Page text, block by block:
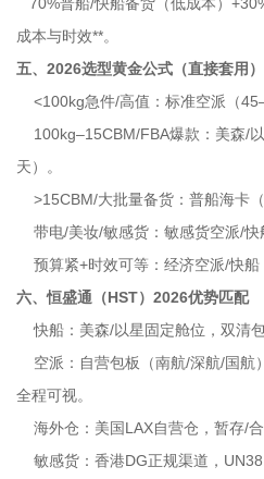
成本与时效**。
五、2026选型黄金公式（直接套用）
<100kg急件/高值：标准空派（
100kg–15CBM/FBA爆款：美森/
天）。
>15CBM/大批量备货：普船海卡
带电/美妆/敏感货：敏感货空派/快
预算紧+时效可等：经济空派/快船
六、恒盛通（HST）2026优势匹配
快船：美森/以星固定舱位，双清
空派：自营包板（南航/深航/国航
全程可视。
海外仓：美国LAX自营仓，暂存/合
敏感货：香港DG正规渠道，